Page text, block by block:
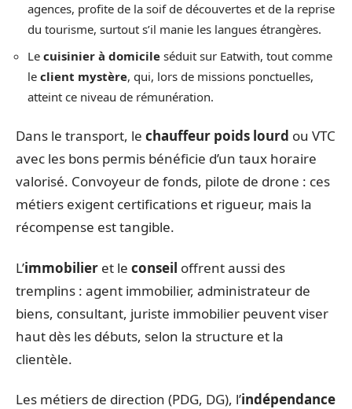
agences, profite de la soif de découvertes et de la reprise
du tourisme, surtout s’il manie les langues étrangères.
Le cuisinier à domicile séduit sur Eatwith, tout comme
le client mystère, qui, lors de missions ponctuelles,
atteint ce niveau de rémunération.
Dans le transport, le chauffeur poids lourd ou VTC
avec les bons permis bénéficie d’un taux horaire
valorisé. Convoyeur de fonds, pilote de drone : ces
métiers exigent certifications et rigueur, mais la
récompense est tangible.
L’immobilier et le conseil offrent aussi des
tremplins : agent immobilier, administrateur de
biens, consultant, juriste immobilier peuvent viser
haut dès les débuts, selon la structure et la
clientèle.
Les métiers de direction (PDG, DG), l’indépendance